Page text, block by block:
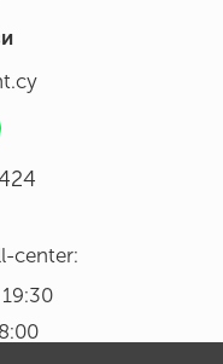
center: